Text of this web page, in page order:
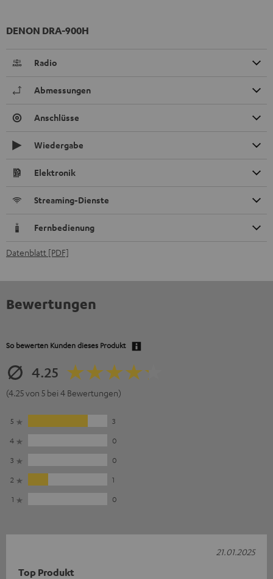
DENON DRA-900H
Radio
Abmessungen
Anschlüsse
Wiedergabe
Elektronik
Streaming-Dienste
Fernbedienung
Datenblatt [PDF]
Bewertungen
So bewerten Kunden dieses Produkt
4.25
(4.25 von 5 bei 4 Bewertungen)
5
3
4
0
3
0
2
1
1
0
Top Produkt
21.01.2025